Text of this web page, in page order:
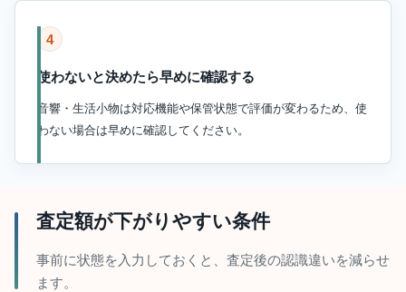
4
使わないと決めたら早めに確認する
音響・生活小物は対応機能や保管状態で評価が変わるため、使
わない場合は早めに確認してください。
査定額が下がりやすい条件
事前に状態を入力しておくと、査定後の認識違いを減らせ
ます。